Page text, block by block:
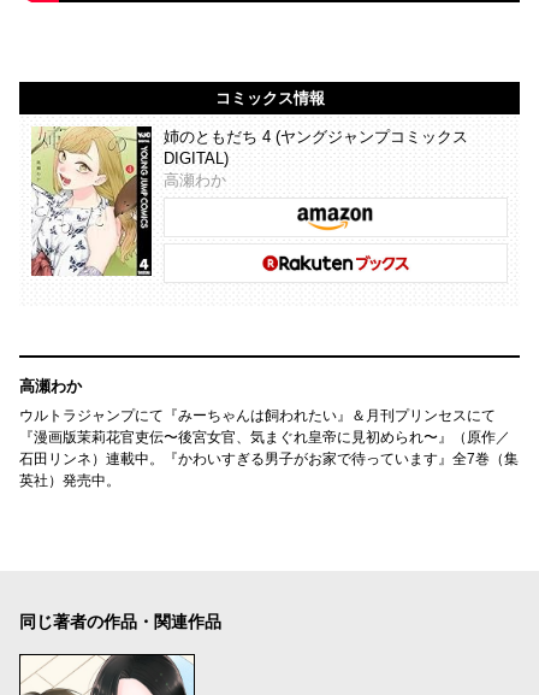
コミックス情報
姉のともだち 4 (ヤングジャンプコミックス
DIGITAL)
高瀬わか
高瀬わか
ウルトラジャンプにて『みーちゃんは飼われたい』＆月刊プリンセスにて
『漫画版茉莉花官吏伝〜後宮女官、気まぐれ皇帝に見初められ〜』（原作／
石田リンネ）連載中。『かわいすぎる男子がお家で待っています』全7巻（集
英社）発売中。
同じ著者の作品・関連作品